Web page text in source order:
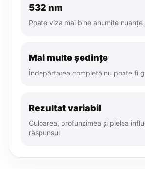
532 nm
Poate viza mai bine anumite nuanțe
Mai multe ședințe
Îndepărtarea completă nu poate fi
Rezultat variabil
Culoarea, profunzimea și pielea
răspunsul